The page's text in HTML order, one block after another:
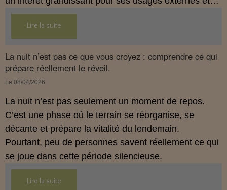
son interaction avec le système endocannabinoïde.
Cet article propose une mise au point claire, moderne
et conforme à la réglementation française de 2026.
Lire la suite
La nuit n’est pas ce que vous croyez : comprendre ce qui
prépare réellement le réveil.
Le 08/04/2026
La nuit n’est pas seulement un moment de repos.
C’est une phase où le terrain se réorganise, se
décante et prépare la vitalité du lendemain.
Pourtant, peu de personnes savent réellement ce qui
se joue dans cette période silencieuse.
Lire la suite